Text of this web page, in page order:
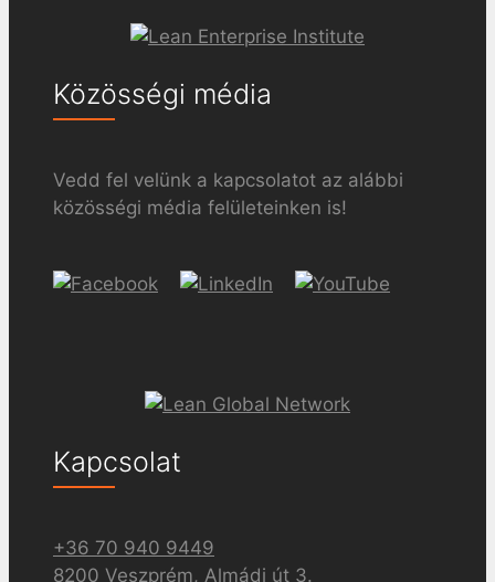
Közösségi média
Vedd fel velünk a kapcsolatot az alábbi
közösségi média felületeinken is!
Kapcsolat
+36 70 940 9449
8200 Veszprém, Almádi út 3.